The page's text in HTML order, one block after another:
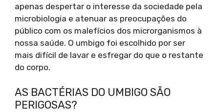
apenas despertar o interesse da sociedade pela
microbiologia e atenuar as preocupações do
público com os malefícios dos microrganismos à
nossa saúde. O umbigo foi escolhido por ser
mais difícil de lavar e esfregar do que o restante
do corpo.
AS BACTÉRIAS DO UMBIGO SÃO
PERIGOSAS?